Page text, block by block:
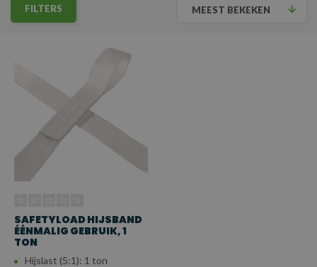
FILTERS MEEST BEKEKEN
SAFETYLOAD HIJSBAND
ÉÉNMALIG GEBRUIK, 1
TON
Hijslast (5:1): 1 ton